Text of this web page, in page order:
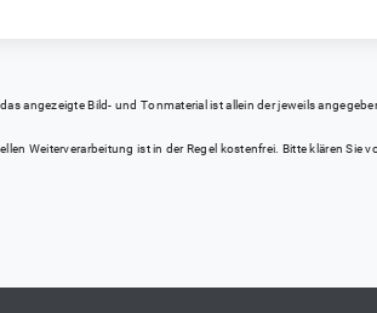
angezeigte Bild- und Tonmaterial ist allein der jeweils
Weiterverarbeitung ist in der Regel kostenfrei. Bitte klären